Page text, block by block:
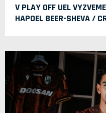
V PLAY OFF UEL
HAPOEL BEER-SHEVA /